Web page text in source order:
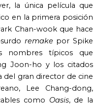
la única película que
en la primera posición
Chan-wook que hace
remakepor Spike
nombres típicos que
Joon-ho y los citados
del gran director de cine
Lee Chang-dong,
como Oasis, de la